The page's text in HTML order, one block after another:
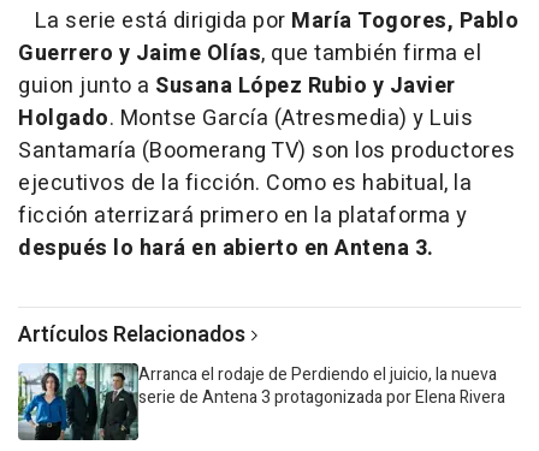
La serie está dirigida por María Togores, Pablo
Guerrero y Jaime Olías, que también firma el
guion junto a Susana López Rubio y Javier
Holgado. Montse García (Atresmedia) y Luis
Santamaría (Boomerang TV) son los productores
ejecutivos de la ficción. Como es habitual, la
ficción aterrizará primero en la plataforma y
después lo hará en abierto en Antena 3.
Artículos Relacionados
Arranca el rodaje de Perdiendo el juicio, la nueva
serie de Antena 3 protagonizada por Elena Rivera